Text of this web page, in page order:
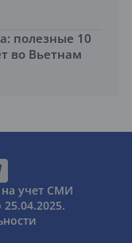
полезные 10
во Вьетнам
на учет СМИ